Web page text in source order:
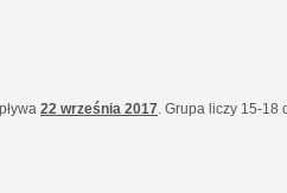
22 września 2017. Grupa liczy 15-18